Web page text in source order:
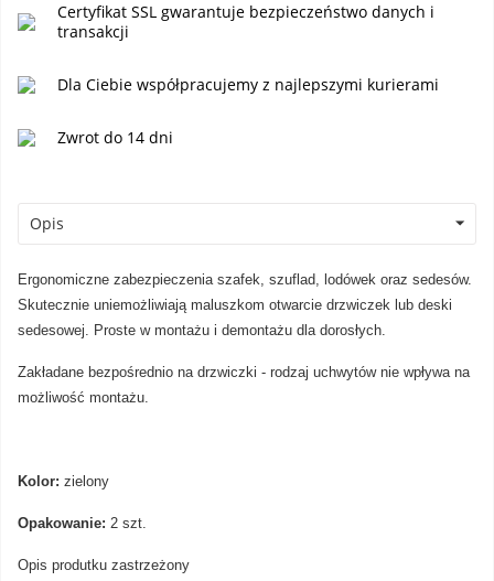
Certyfikat SSL gwarantuje bezpieczeństwo danych i
transakcji
Dla Ciebie współpracujemy z najlepszymi kurierami
Zwrot do 14 dni
Opis
Ergonomiczne zabezpieczenia szafek, szuflad, lodówek oraz sedesów.
Skutecznie uniemożliwiają maluszkom otwarcie drzwiczek lub deski
sedesowej. Proste w montażu i demontażu dla dorosłych.
Zakładane bezpośrednio na drzwiczki - rodzaj uchwytów nie wpływa na
możliwość montażu.
Kolor: zielony
Opakowanie: 2 szt.
Opis produtku zastrzeżony